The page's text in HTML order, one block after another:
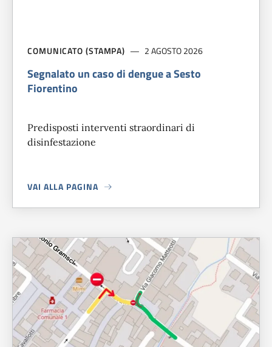
COMUNICATO (STAMPA) 2 AGOSTO 2026
Segnalato un caso di dengue a Sesto
Fiorentino
Predisposti interventi straordinari di
disinfestazione
VAI ALLA PAGINA
A PROPOSITO DISEGNALATO UN CASO DI DENGUE A